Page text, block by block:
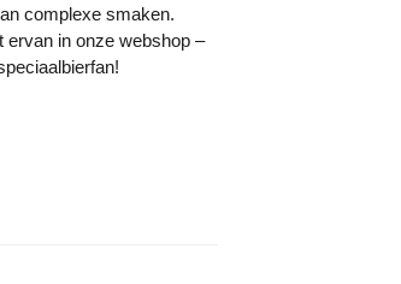
complexe smaken.
ervan in onze webshop –